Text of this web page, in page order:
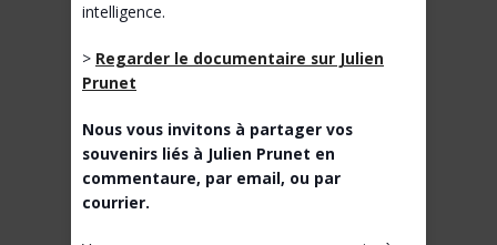
intelligence.
> Regarder le documentaire sur Julien
Prunet
Nous vous invitons à partager vos
souvenirs liés à Julien Prunet en
commentaure, par email, ou par
courrier.